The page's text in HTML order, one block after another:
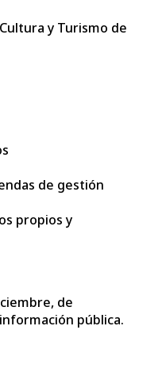
y Turismo de
de gestión
propios y
de
pública.